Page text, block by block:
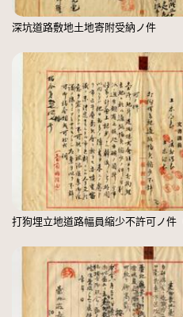
深坑道路敷地土地寄附受納ノ件